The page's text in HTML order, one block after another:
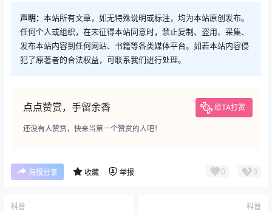
声明： 本站所有文章，如无特殊说明或标注，均为本站原创发布。
任何个人或组织，在未征得本站同意时，禁止复制、盗用、采集、
发布本站内容到任何网站、书籍等各类媒体平台。如若本站内容侵
犯了原著者的合法权益，可联系我们进行处理。
点点赞赏，手留余香 给TA打赏
还没有人赞赏，快来当第一个赞赏的人吧！
海报分享 收藏 举报 0 0
科普 科普